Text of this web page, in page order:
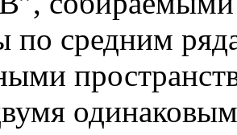
по средним